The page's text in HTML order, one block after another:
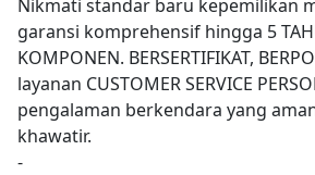
Nikmati standar baru kepemilikan
garansi komprehensif hingga 5
KOMPONEN. BERSERTIFIKAT,
layanan CUSTOMER SERVICE
pengalaman berkendara yang
khawatir.
-